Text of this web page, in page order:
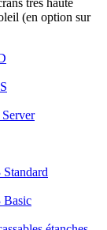
très haute
(en option sur